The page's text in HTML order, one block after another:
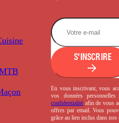
S'INSCRIRE
En vous inscrivant, vous
vos données
confidentialité afin de vous
offres par email. Vous
grâce au lien inclus dans nos